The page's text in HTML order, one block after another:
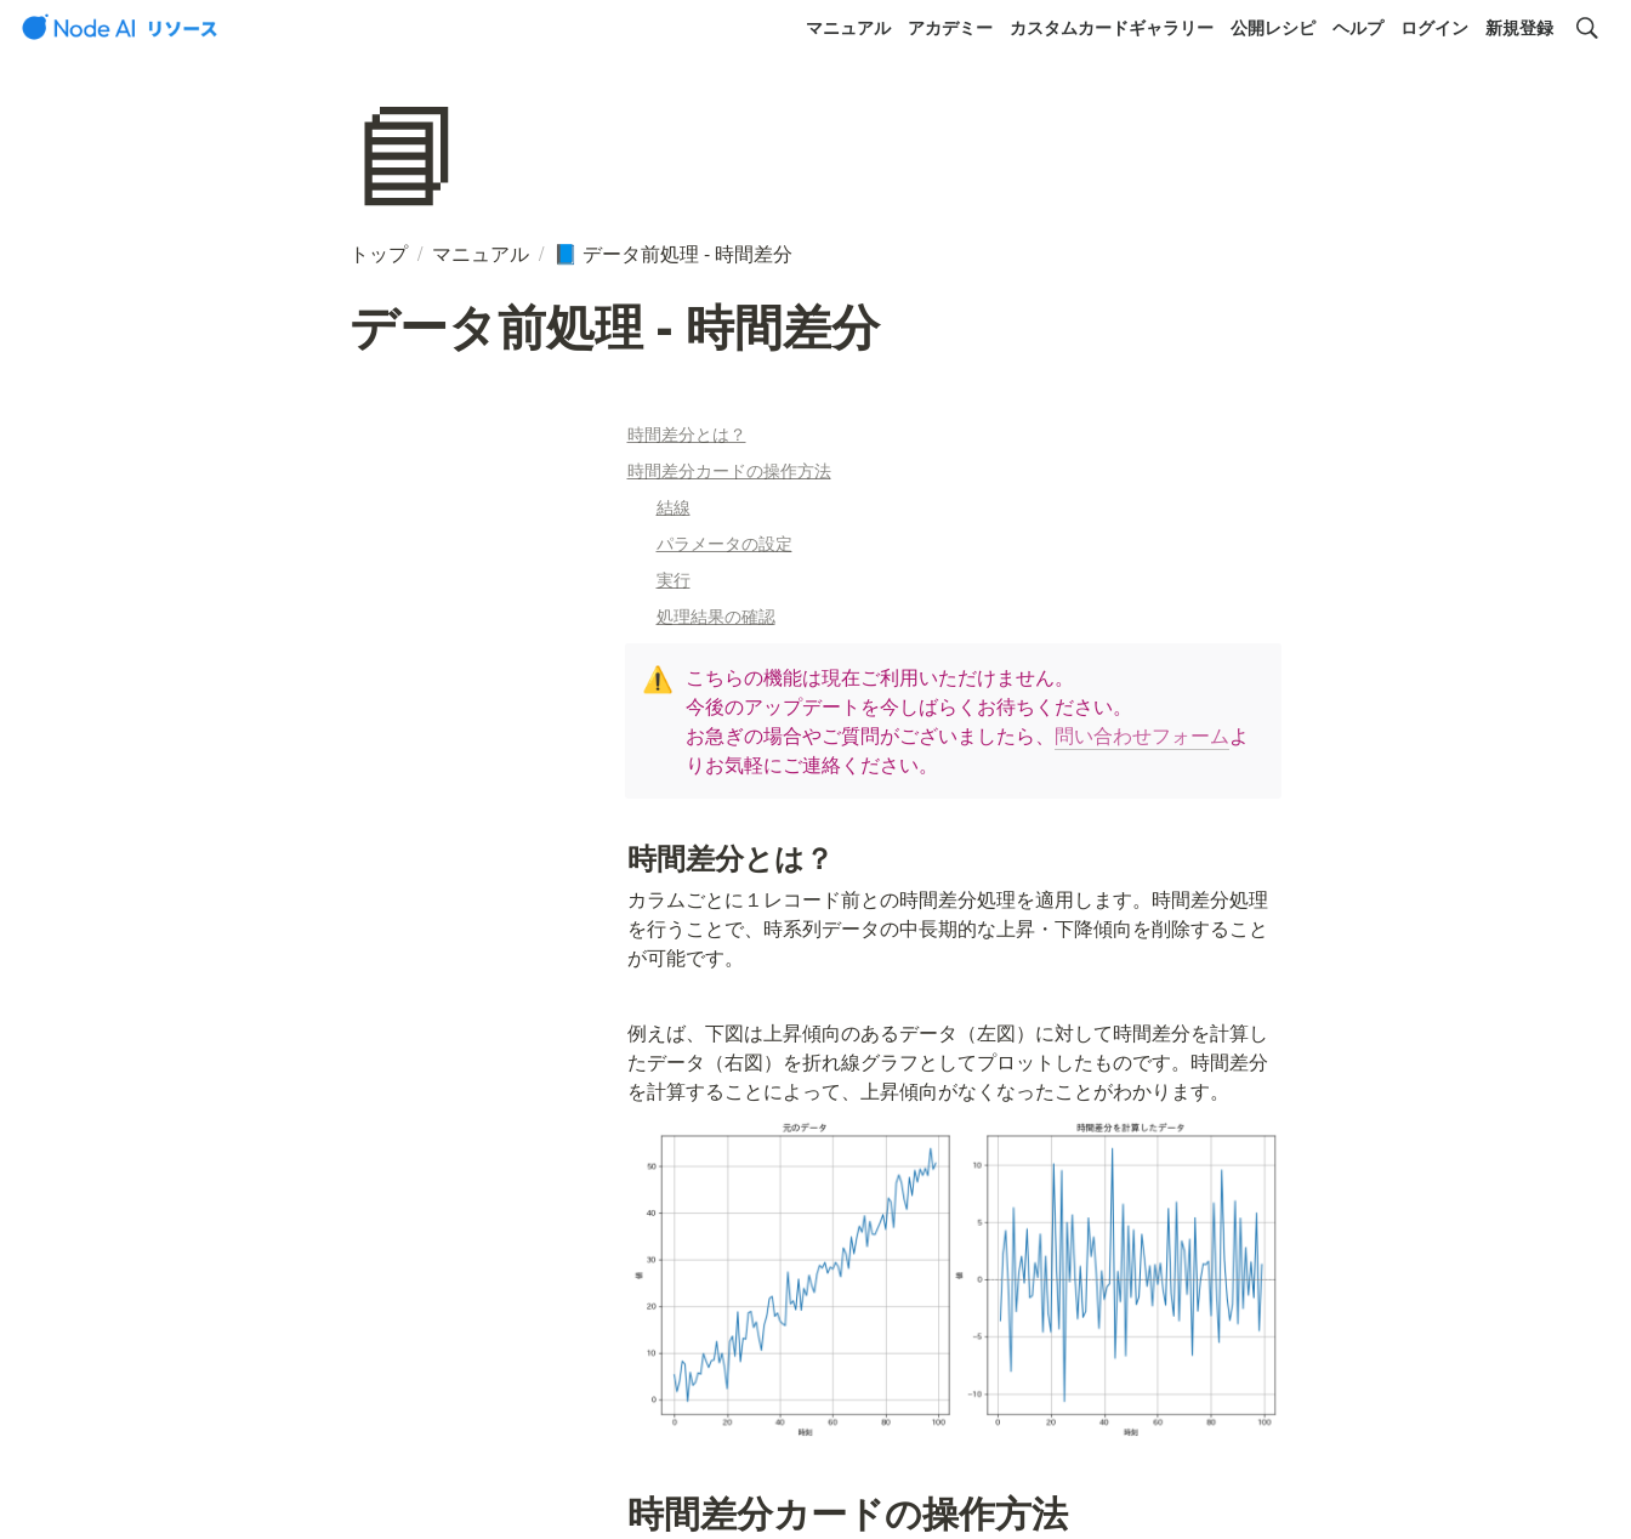
マニュアル アカデミー カスタムカードギャラリー 公開レシピ ヘルプ ログイン 新規登録
📘
トップ / マニュアル / 📘 データ前処理 - 時間差分
データ前処理 - 時間差分
時間差分とは？
時間差分カードの操作方法
結線
パラメータの設定
実行
処理結果の確認
⚠️
こちらの機能は現在ご利用いただけません。
今後のアップデートを今しばらくお待ちください。
お急ぎの場合やご質問がございましたら、 問い合わせフォームよ
りお気軽にご連絡ください。
時間差分とは？
カラムごとに１レコード前との時間差分処理を適用します。時間差分処理
を行うことで、時系列データの中長期的な上昇・下降傾向を削除すること
が可能です。
例えば、下図は上昇傾向のあるデータ（左図）に対して時間差分を計算し
たデータ（右図）を折れ線グラフとしてプロットしたものです。時間差分
を計算することによって、上昇傾向がなくなったことがわかります。
時間差分カードの操作方法